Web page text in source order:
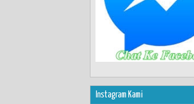
Instagram Kami